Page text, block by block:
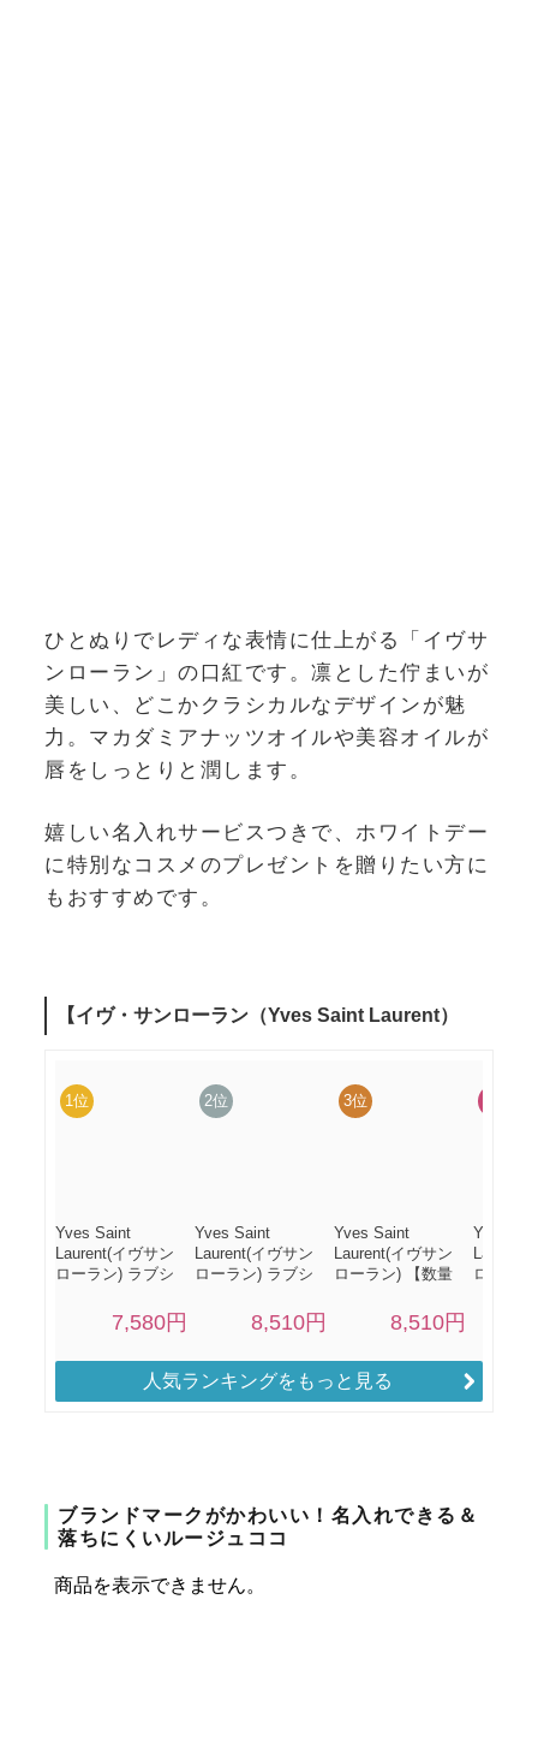
ひとぬりでレディな表情に仕上がる「イヴサ
ンローラン」の口紅です。凛とした佇まいが
美しい、どこかクラシカルなデザインが魅
力。マカダミアナッツオイルや美容オイルが
唇をしっとりと潤します。
嬉しい名入れサービスつきで、ホワイトデー
に特別なコスメのプレゼントを贈りたい方に
もおすすめです。
人気ランキングをもっと見る
ブランドマークがかわいい！名入れできる＆
落ちにくいルージュココ